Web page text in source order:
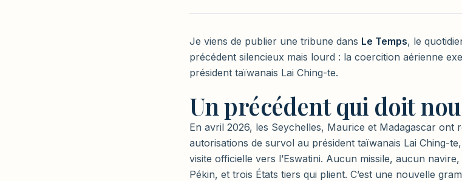
Je viens de publier une tribune dans Le Temps, le
précédent silencieux mais lourd : la coercition aérienne
président taïwanais Lai Ching-te.
Un précédent qui doit
En avril 2026, les Seychelles, Maurice et Madagascar
autorisations de survol au président taïwanais Lai Ching-
visite officielle vers l’Eswatini. Aucun missile, aucun
Pékin, et trois États tiers qui plient. C’est une nouvelle